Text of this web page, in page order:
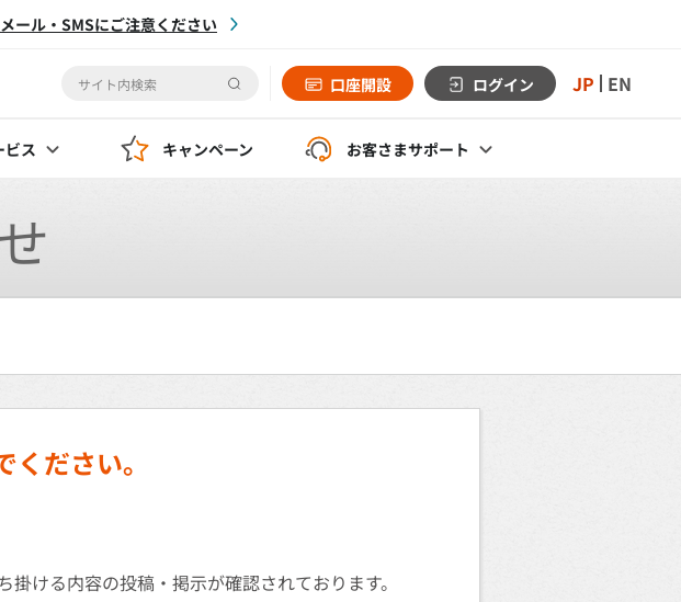
ール・SMSにご注意ください
口座開設 ログイン JP EN
ビス キャンペーン お客さまサポート
ださい。
ける内容の投稿・掲示が確認されております。